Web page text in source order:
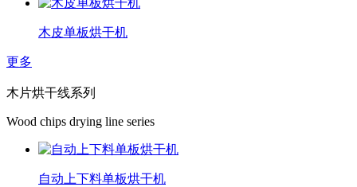
木皮单板烘干机
更多
木片烘干线系列
Wood chips drying line series
自动上下料单板烘干机